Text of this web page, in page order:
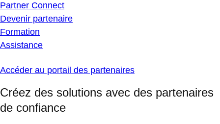
Partner Connect
Devenir partenaire
Formation
Assistance
Accéder au portail des partenaires
Créez des solutions avec des partenaires
de confiance